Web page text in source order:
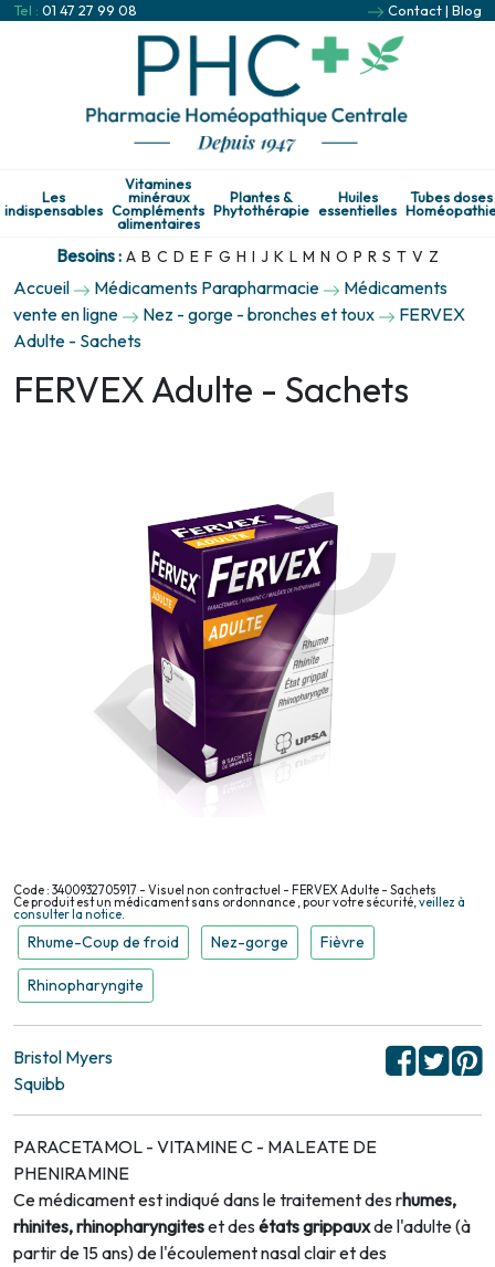
Tel : 01 47 27 99 08 Contact| Blog
Les
indispensables
Vitamines
minéraux
Compléments
alimentaires
Plantes &
Phytothérapie
Huiles
essentielles
Tubes doses
Besoins : A B C D E F G H I J K L M N O P R S T V Z
Accueil Médicaments Parapharmacie
Médicaments
vente en ligne
Nez - gorge - bronches et toux
FERVEX
Adulte - Sachets
FERVEX Adulte - Sachets
Code : 3400932705917 - Visuel non contractuel - FERVEX Adulte - Sachets
Ce produit est un médicament sans ordonnance , pour votre sécurité,veillez à
consulter la notice.
Rhume-Coup de froid Nez-gorge Fièvre
Rhinopharyngite
Bristol Myers
Squibb
PARACETAMOL - VITAMINE C - MALEATE DE
PHENIRAMINE
Ce médicament est indiqué dans le traitement des rhumes,
rhinites, rhinopharyngiteset des états grippauxde l'adulte (à
partir de 15 ans) de l'écoulement nasal clair et des